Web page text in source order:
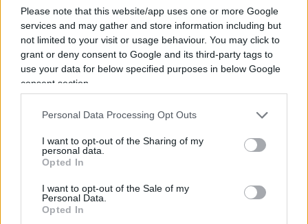
Please note that this website/app uses one or more Google
services and may gather and store information including but
not limited to your visit or usage behaviour. You may click to
grant or deny consent to Google and its third-party tags to
use your data for below specified purposes in below Google
consent section.
Personal Data Processing Opt Outs
I want to opt-out of the Sharing of my
personal data.
Opted In
I want to opt-out of the Sale of my
Personal Data.
Opted In
Núñez FeijóoeVoxdiSantiago Abascal,
principali partiti della destra spagnola,
propongono invece laliberalizzazione dei
contrattisul modello di quanto attuato dal
governo Meloni. La flessibilità permette di
garantendo alle imprese la possibilità di licenziare
si rende più semplice e meno vincolante
l’assunzione, cui può seguire un contratto a tempo